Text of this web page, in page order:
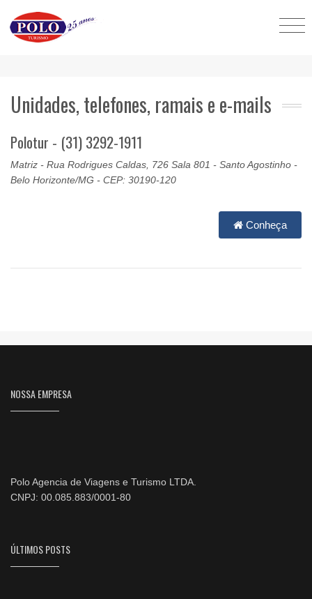
Unidades, telefones, ramais e e-mails
Polotur - (31) 3292-1911
Matriz - Rua Rodrigues Caldas, 726 Sala 801 - Santo Agostinho -
Belo Horizonte/MG - CEP: 30190-120
Conheça
NOSSA EMPRESA
Polo Agencia de Viagens e Turismo LTDA.
CNPJ: 00.085.883/0001-80
ÚLTIMOS POSTS